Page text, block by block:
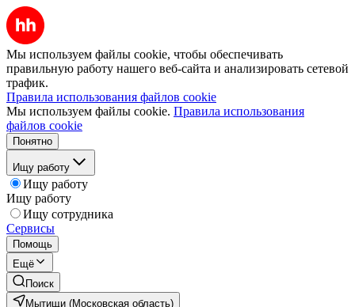
Мы используем файлы cookie, чтобы обеспечивать
правильную работу нашего веб-сайта и анализировать сетевой
трафик.
Правила использования файлов cookie
Мы используем файлы cookie. Правила использования
файлов cookie
Понятно
Ищу работу
Ищу работу
Ищу работу
Ищу сотрудника
Сервисы
Помощь
Ещё
Поиск
Мытищи (Московская область)